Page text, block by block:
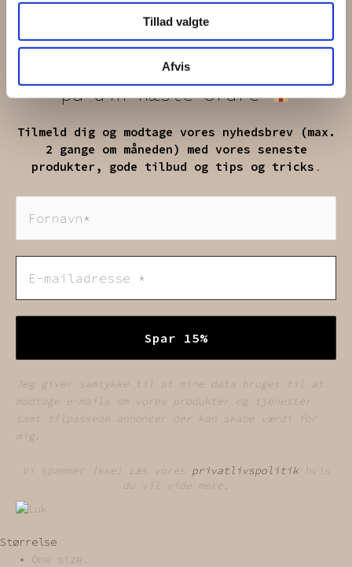
Tillad valgte
Afvis
Få15%
på din næste ordre
Tilmeld dig og modtage vores nyhedsbrev (max.
2 gange om måneden) med vores seneste
produkter, gode tilbud og tips og tricks .
Jeg giver samtykke til at mine data bruges til at
modtage e-mails om vores produkter og tjenester
samt tilpassede annoncer der kan skabe værdi for
mig.
Vi spammer ikke! Læs vores privatlivspolitik hvis
du vil vide mere.
Størrelse
One size.